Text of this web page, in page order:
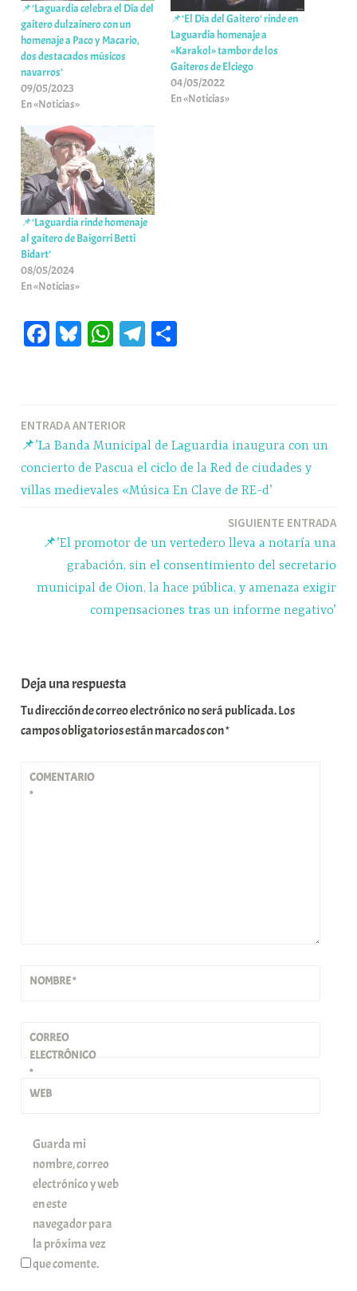
📌’Laguardia celebra el Día del
gaitero dulzainero con un
homenaje a Paco y Macario,
dos destacados músicos
navarros’
09/05/2023
En «Noticias»
📌’El Día del Gaitero’ rinde en
Laguardia homenaje a
«Karakol» tambor de los
Gaiteros de Elciego
04/05/2022
En «Noticias»
📌’Laguardia rinde homenaje
al gaitero de Baigorri Betti
Bidart’
08/05/2024
En «Noticias»
Fa Bl W
pp
Te
m rti
r
Navegación
entradas
ENTRADA ANTERIOR
📌’La Banda Municipal de Laguardia inaugura con un
concierto de Pascua el ciclo de la Red de ciudades y
villas medievales «Música En Clave de RE-d’
SIGUIENTE ENTRADA
📌’El promotor de un vertedero lleva a notaría una
grabación, sin el consentimiento del secretario
municipal de Oion, la hace pública, y amenaza exigir
compensaciones tras un informe negativo’
Deja una respuesta
Tu dirección de correo electrónico no será publicada.Los
campos obligatorios están marcados con*
COMENTARIO
*
NOMBRE*
CORREO
ELECTRÓNICO
*
WEB
Guarda mi
nombre, correo
electrónico y web
en este
navegador para
la próxima vez
que comente.